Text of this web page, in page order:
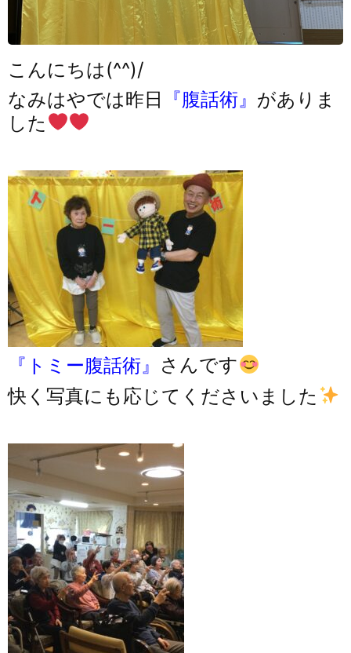
こんにちは(^^)/
なみはやでは昨日
『腹話術』 がありま
した
『トミー腹話術』 さんです
快く写真にも応じてくださいました